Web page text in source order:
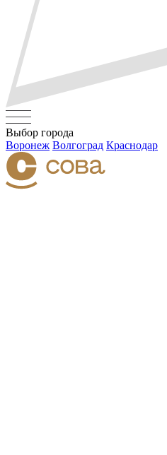
Выбор города
Воронеж Волгоград Краснодар